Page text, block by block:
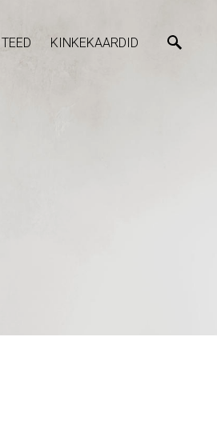
TEED KINKEKAARDID